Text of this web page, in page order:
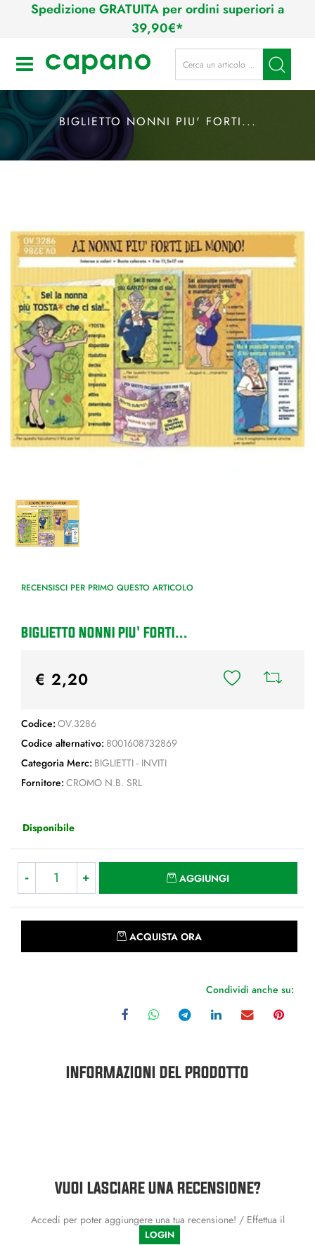
Spedizione GRATUITA per ordini superiori a
39,90€*
Open La modifica di un filtro
BIGLIETTO NONNI PIU' FORTI...
RECENSISCI PER PRIMO QUESTO ARTICOLO
BIGLIETTO NONNI PIU' FORTI...
€ 2,20
Codice: OV.3286
Codice alternativo: 8001608732869
Categoria Merc: BIGLIETTI - INVITI
Fornitore: CROMO N.B. SRL
Disponibile
AGGIUNGI
ACQUISTA ORA
Condividi anche su:
INFORMAZIONI DEL PRODOTTO
VUOI LASCIARE UNA RECENSIONE?
Accedi per poter aggiungere una tua recensione! / Effettua il
LOGIN